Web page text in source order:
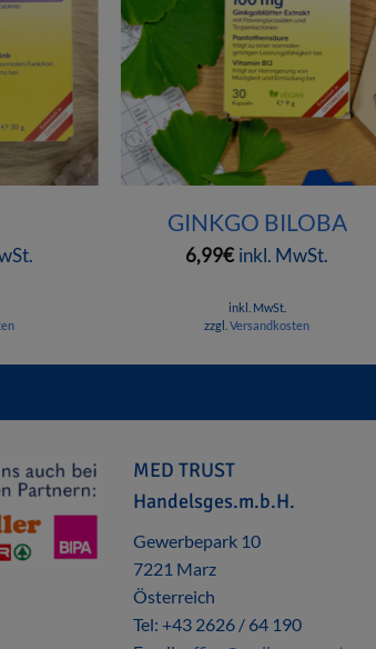
+
GINKGO BILOBA
6,99€ inkl. MwSt.
inkl. MwSt.
zzgl.Versandkosten
MED TRUST
Handelsges.m.b.H.
Gewerbepark 10
7221 Marz
Österreich
Tel: +43 2626 / 64 190